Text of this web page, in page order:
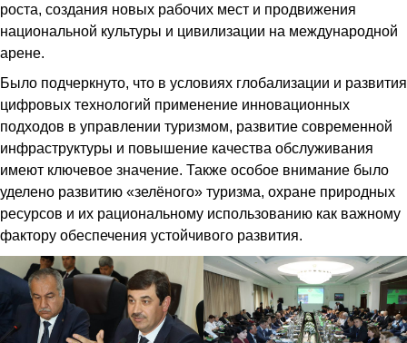
роста, создания новых рабочих мест и продвижения
национальной культуры и цивилизации на международной
арене.
Было подчеркнуто, что в условиях глобализации и развития
цифровых технологий применение инновационных
подходов в управлении туризмом, развитие современной
инфраструктуры и повышение качества обслуживания
имеют ключевое значение. Также особое внимание было
уделено развитию «зелёного» туризма, охране природных
ресурсов и их рациональному использованию как важному
фактору обеспечения устойчивого развития.